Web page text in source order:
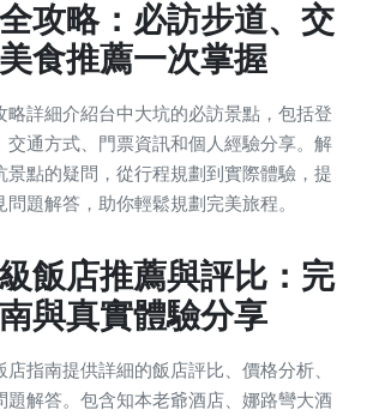
攻略：必訪步道、交
食推薦一次掌握
略詳細介紹台中大坑的必訪景點，包括登
交通方式、門票資訊和個人經驗分享。解
景點的疑問，從行程規劃到實際體驗，提
題解答，助你輕鬆規劃完美旅程。
飯店推薦與評比：完
與真實體驗分享
指南提供詳細的飯店評比、價格分析、
題解答。包含知本老爺酒店、娜路彎大酒